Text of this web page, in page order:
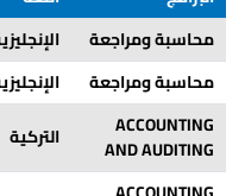
تصميم
الألعاب
الرقمية
التركية
الإدارة
الرياضية
التركية
محاسبة ومراجعة
محاسبة ومراجعة
ACCOUNTING
AND AUDITING
التركية